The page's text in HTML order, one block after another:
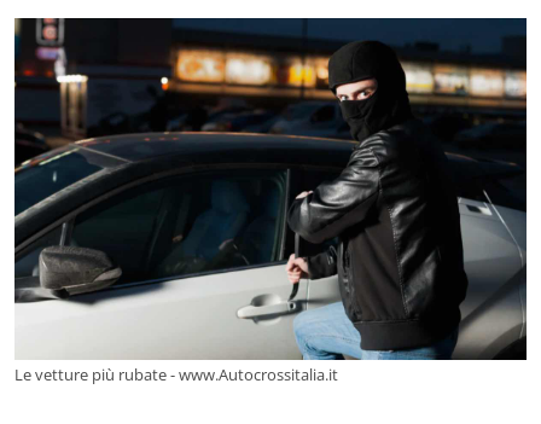
Le vetture più rubate - www.Autocrossitalia.it